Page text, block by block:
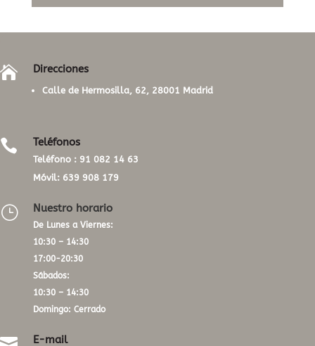
 Direcciones
Calle de Hermosilla, 62, 28001 Madrid
 Teléfonos
Teléfono : 91 082 14 63
Móvil: 639 908 179
} Nuestro horario
De Lunes a Viernes:
10:30 – 14:30
17:00-20:30
Sábados:
10:30 – 14:30
Domingo: Cerrado
E-mail